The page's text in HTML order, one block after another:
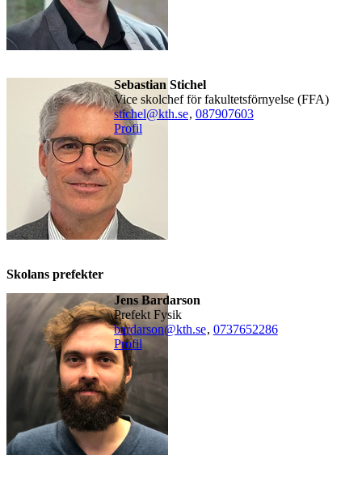
Sebastian Stichel
Vice skolchef för fakultetsförnyelse (FFA)
stichel@kth.se, 087907603
Profil
Skolans prefekter
Jens Bardarson
Prefekt Fysik
bardarson@kth.se, 0737652286
Profil